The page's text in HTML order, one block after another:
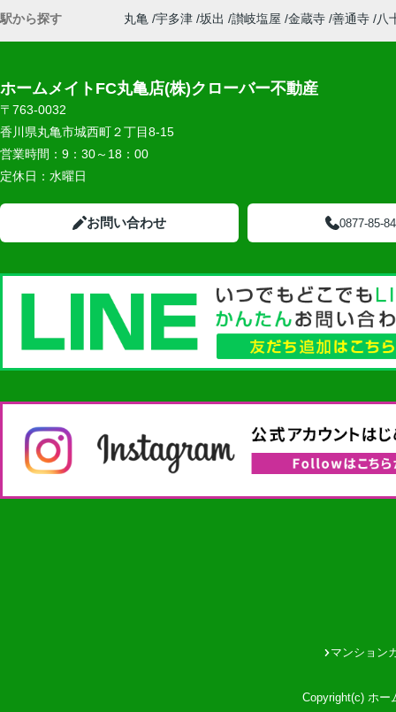
駅から探す 丸亀 宇多津 坂出 讃岐塩屋 金蔵寺 善通寺 八
ホームメイトFC丸亀店(株)クローバー不動産
〒763-0032
香川県丸亀市城西町２丁目8-15
営業時間： 9：30～18：00
定休日： 水曜日
お問い合わせ 0877-85-
マンション
Copyright(c) ホー